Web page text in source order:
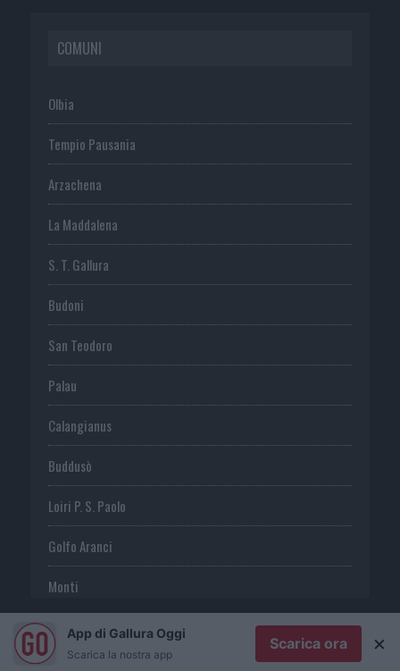
COMUNI
Olbia
Tempio Pausania
Arzachena
La Maddalena
S. T. Gallura
Budoni
San Teodoro
Palau
Calangianus
Buddusò
Loiri P. S. Paolo
Golfo Aranci
Monti
Telti
S. Antonio di G.
App di Gallura Oggi
Scarica la nostra app
Scarica ora ×